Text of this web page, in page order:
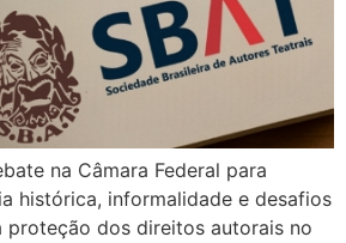
na Câmara Federal para
histórica, informalidade e desafios
proteção dos direitos autorais no